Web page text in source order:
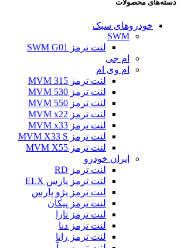
دسته‌های محصولات
خودروهای سبک
SWM
لنت ترمز SWM G01
ام جی
ام وی ام
لنت ترمز MVM 315
لنت ترمز MVM 530
لنت ترمز MVM 550
لنت ترمز MVM x22
لنت ترمز MVM x33
لنت ترمز MVM X33 S
لنت ترمز MVM X55
ایران خودرو
لنت ترمز RD
لنت ترمز پارس ELX
لنت ترمز پژو پارس
لنت ترمز پیکان
لنت ترمز تارا
لنت ترمز دنا
لنت ترمز رانا